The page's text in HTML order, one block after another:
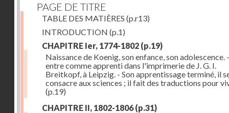
PAGE DE TITRE
TABLE DES MATIÈRES (p.r13)
INTRODUCTION (p.1)
CHAPITRE Ier, 1774-1802 (p.19)
Naissance de Koenig, son enfance, son adolescence.
entre comme apprenti dans l'imprimerie de J. G. I.
Breitkopf, à Leipzig. - Son apprentissage terminé, il
consacre aux sciences ; il fait des traductions pour
(p.19)
CHAPITRE II, 1802-1806(p.31)